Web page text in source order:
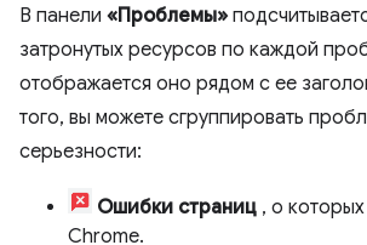
В панели «Проблемы»
затронутых ресурсов по каждой
отображается оно рядом с ее
того, вы можете сгруппировать
серьезности:
Ошибки страниц , о
Chrome.